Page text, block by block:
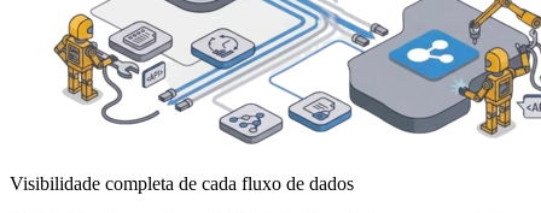
Visibilidade completa de cada fluxo de dados